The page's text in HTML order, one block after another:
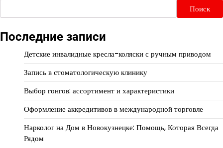
Поиск
Последние записи
Детские инвалидные кресла-коляски с ручным приводом
Запись в стоматологическую клинику
Выбор гонгов: ассортимент и характеристики
Оформление аккредитивов в международной торговле
Нарколог на Дом в Новокузнецке: Помощь, Которая Всегда
Рядом